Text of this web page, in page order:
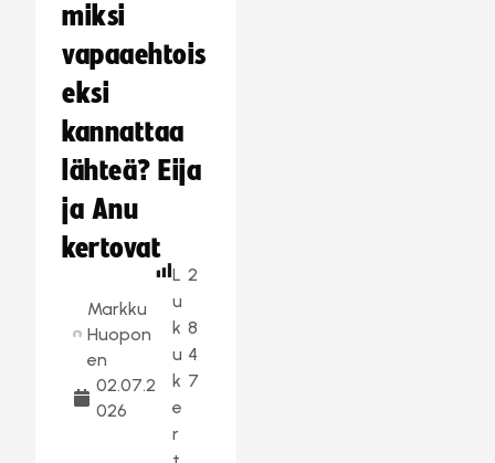
miksi
vapaaehtois
eksi
kannattaa
lähteä? Eija
ja Anu
kertovat
Markku
Huopon
en
02.07.2
026
L
u
k
u
k
e
r
2
8
4
7